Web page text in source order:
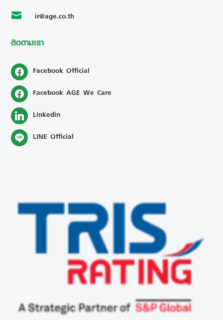
 ir@age.co.th
ติดตามเรา
Facebook Official
Facebook AGE We Care
Linkedin
LINE Official